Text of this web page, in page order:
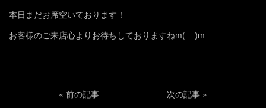
本日まだお席空いております！
お客様のご来店心よりお待ちしておりますねm(__)m
« 前の記事 次の記事 »